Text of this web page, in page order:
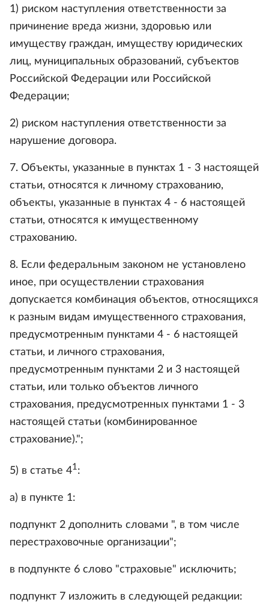
1) риском наступления ответственности за
причинение вреда жизни, здоровью или
имуществу граждан, имуществу юридических
лиц, муниципальных образований, субъектов
Российской Федерации или Российской
Федерации;
2) риском наступления ответственности за
нарушение договора.
7. Объекты, указанные в пунктах 1 - 3 настоящей
статьи, относятся к личному страхованию,
объекты, указанные в пунктах 4 - 6 настоящей
статьи, относятся к имущественному
страхованию.
8. Если федеральным законом не установлено
иное, при осуществлении страхования
допускается комбинация объектов, относящихся
к разным видам имущественного страхования,
предусмотренным пунктами 4 - 6 настоящей
статьи, и личного страхования,
предусмотренным пунктами 2 и 3 настоящей
статьи, или только объектов личного
страхования, предусмотренных пунктами 1 - 3
настоящей статьи (комбинированное
страхование).";
5) в статье 41:
а) в пункте 1:
подпункт 2 дополнить словами ", в том числе
перестраховочные организации";
в подпункте 6 слово "страховые" исключить;
подпункт 7 изложить в следующей редакции: